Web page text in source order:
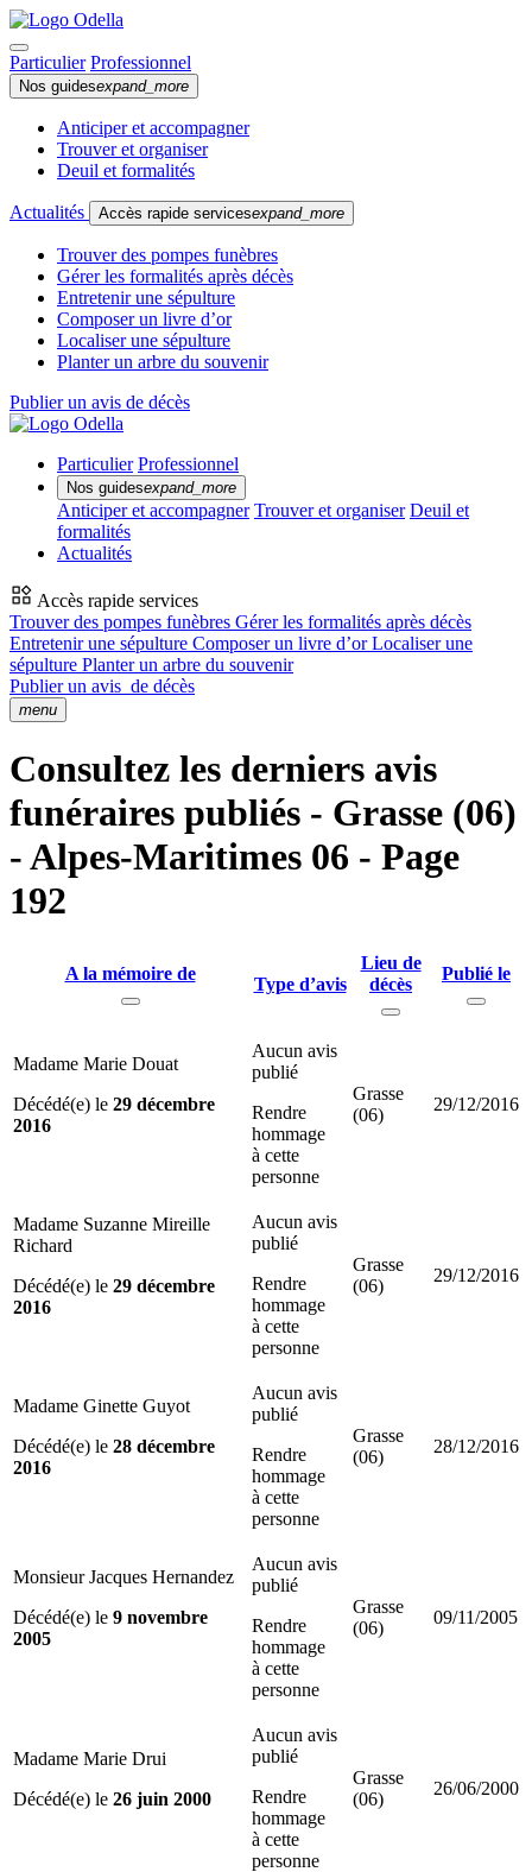
Particulier Professionnel
Nos guidesexpand_more
Anticiper et accompagner
Trouver et organiser
Deuil et formalités
Actualités Accès rapide servicesexpand_more
Trouver des pompes funèbres
Gérer les formalités après décès
Entretenir une sépulture
Composer un livre d’or
Localiser une sépulture
Planter un arbre du souvenir
Publier un avis de décès
Particulier Professionnel
Nos guidesexpand_more
Anticiper et accompagner Trouver et organiser Deuil et
formalités
Actualités
Accès rapide services
Trouver des pompes funèbres Gérer les formalités après décès
Entretenir une sépulture Composer un livre d’orLocaliser une
sépulture Planter un arbre du souvenir
Publier un avis de décès
menu
Consultez les derniers avis
funéraires publiés - Grasse (06)
- Alpes-Maritimes 06 - Page
192
A la mémoire de
Type d’avis
Lieu de
décès
Publié le
Madame Marie Douat
Décédé(e) le 29 décembre
2016
Aucun avis
publié
Rendre
hommage
à cette
personne
Grasse
(06)
29/12/2016
Madame Suzanne Mireille
Richard
Décédé(e) le 29 décembre
2016
Aucun avis
publié
Rendre
hommage
à cette
personne
Grasse
(06)
29/12/2016
Madame Ginette Guyot
Décédé(e) le 28 décembre
2016
Aucun avis
publié
Rendre
hommage
à cette
personne
Grasse
(06)
28/12/2016
Monsieur Jacques Hernandez
Décédé(e) le 9 novembre
2005
Aucun avis
publié
Rendre
hommage
à cette
personne
Grasse
(06)
09/11/2005
Madame Marie Drui
Décédé(e) le 26 juin 2000
Aucun avis
publié
Rendre
hommage
à cette
personne
Grasse
(06)
26/06/2000